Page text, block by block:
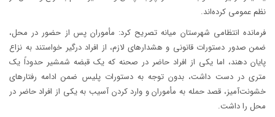
نظم عمومی کرده‌اند.
فرمانده انتظامی شهرستان میانه تصریح کرد: مأموران پس از حضور در محل،
ضمن صدور دستورات قانونی و هشدارهای لازم، از افراد درگیر خواستند به نزاع
پایان دهند، اما یکی از افراد حاضر در صحنه که یک قبضه شمشیر حدوداً یک
متری در دست داشت، بدون توجه به دستورات پلیس ضمن ادامه رفتارهای
خشونت‌آمیز، قصد حمله به مأموران و وارد کردن آسیب به یکی از افراد حاضر در
محل را داشت.